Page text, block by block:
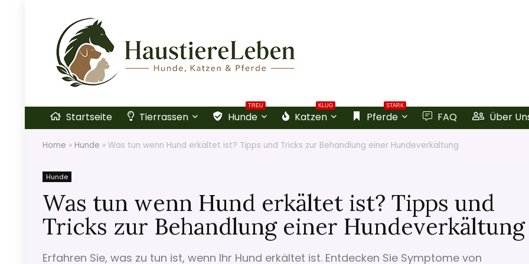
Startseite Tierrassen
TREU
Hunde
KLUG
Katzen
STARK
Pferde FAQ Über
Home » Hunde » Was tun wenn Hund erkältet ist? Tipps und Tricks zur Behandlung einer Hundeverkältung
Hunde
Was tun wenn Hund erkältet ist? Tipps und
Tricks zur Behandlung einer Hundeverkältung
Erfahren Sie, was zu tun ist, wenn Ihr Hund erkältet ist. Entdecken Sie Symptome von